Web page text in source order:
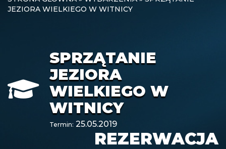
JEZIORA WIELKIEGO W WITNICY
SPRZĄTANIE
JEZIORA
WIELKIEGO W
WITNICY
Termin: 25.05.2019
REZERWACJA